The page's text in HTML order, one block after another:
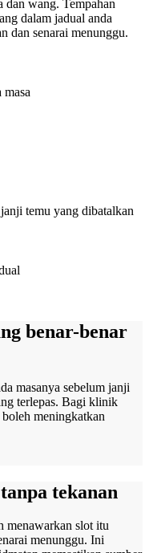
dan wang. Tempahan
dalam jadual anda
dan senarai menunggu.
temu yang dibatalkan
benar-benar
masanya sebelum janji
terlepas. Bagi klinik
meningkatkan
tekanan
menawarkan slot itu
menunggu. Ini